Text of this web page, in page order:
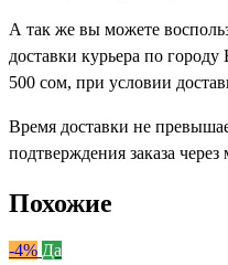
А так же вы можете
доставки курьера по
500 cом, при условии
Время доставки не
подтверждения заказа
Похожие
-4% Да